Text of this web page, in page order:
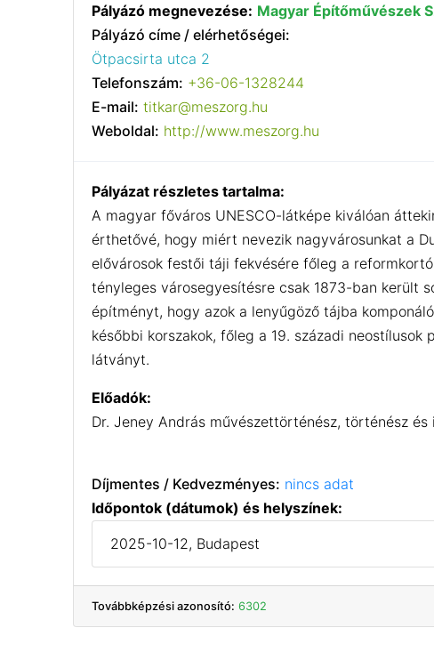
Pályázó megnevezése: Magyar Építőművészek
Pályázó címe / elérhetőségei:
Ötpacsirta utca 2
Telefonszám: +36-06-1328244
E-mail: titkar@meszorg.hu
Weboldal: http://www.meszorg.hu
Pályázat részletes tartalma:
A magyar főváros UNESCO-látképe kiválóan
érthetővé, hogy miért nevezik nagyvárosunkat a
elővárosok festői táji fekvésére főleg a
tényleges városegyesítésre csak 1873-ban került
építményt, hogy azok a lenyűgöző tájba
későbbi korszakok, főleg a 19. századi
látványt.
Előadók:
Dr. Jeney András művészettörténész, történész és
Díjmentes / Kedvezményes: nincs adat
Időpontok (dátumok) és helyszínek:
2025-10-12, Budapest
Továbbképzési azonosító: 6302